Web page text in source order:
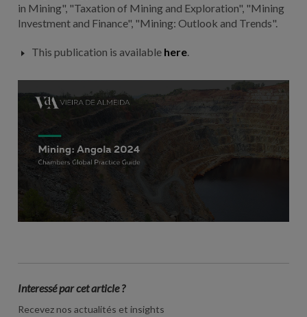
in Mining", "Taxation of Mining and Exploration", "Mining
Investment and Finance", "Mining: Outlook and Trends".
This publication is available here.
Interessé par cet article ?
Recevez nos actualités et insights